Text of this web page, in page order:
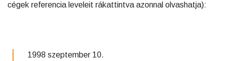
cégek referencia leveleit rákattintva azonnal olvashatja):
1998 szeptember 10.